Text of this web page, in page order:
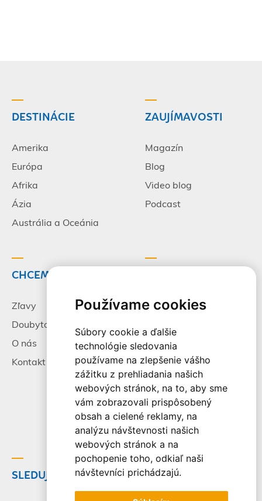
Používame cookies
Súbory cookie a ďalšie
technológie sledovania
používame na zlepšenie vášho
zážitku z prehliadania našich
webových stránok, na to, aby sme
vám zobrazovali prispôsobený
obsah a cielené reklamy, na
analýzu návštevnosti našich
webových stránok a na
pochopenie toho, odkiaľ naši
návštevníci prichádzajú.
DESTINÁCIE
Amerika
Európa
Afrika
Ázia
Austrália a Oceánia
ZAUJÍMAVOSTI
Magazín
Blog
Video blog
Podcast
CHCEM CESTOVAŤ
Zľavy
Doubytovanie
O nás
Kontakt
Pracovné príležitosti
Všeobecné zmluvné
podmienky
Alternatívne riešenie
sporov
Spracovanie osobných
údajov
SLEDUJTE NÁS
Travel, s.r.o. Všetky práva